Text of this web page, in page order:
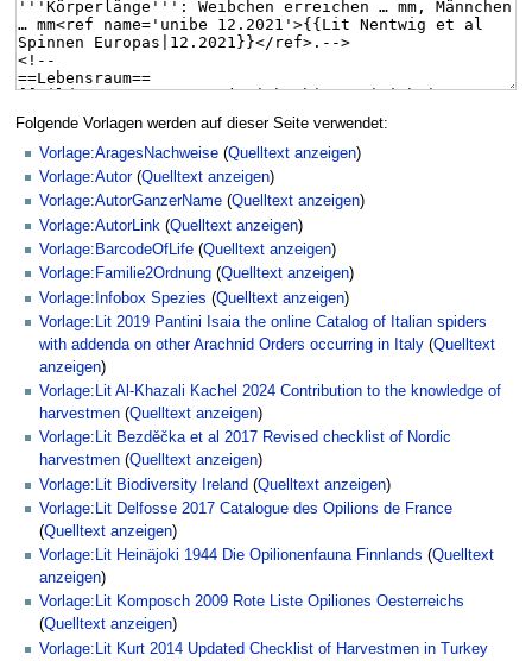
Folgende Vorlagen werden auf dieser Seite verwendet:
Vorlage:AragesNachweise (Quelltext anzeigen)
Vorlage:Autor(Quelltext anzeigen)
Vorlage:AutorGanzerName (Quelltext anzeigen)
Vorlage:AutorLink (Quelltext anzeigen)
Vorlage:BarcodeOfLife (Quelltext anzeigen)
Vorlage:Familie2Ordnung (Quelltext anzeigen)
Vorlage:Infobox Spezies (Quelltext anzeigen)
Vorlage:Lit 2019 Pantini Isaia the online Catalog of Italian spiders
with addenda on other Arachnid Orders occurring in Italy (Quelltext
anzeigen)
Vorlage:Lit Al-Khazali Kachel 2024 Contribution to the knowledge of
harvestmen (Quelltext anzeigen)
Vorlage:Lit Bezděčka et al 2017 Revised checklist of Nordic
harvestmen (Quelltext anzeigen)
Vorlage:Lit Biodiversity Ireland (Quelltext anzeigen)
Vorlage:Lit Delfosse 2017 Catalogue des Opilions de France
(Quelltext anzeigen)
Vorlage:Lit Heinäjoki 1944 Die Opilionenfauna Finnlands (Quelltext
anzeigen)
Vorlage:Lit Komposch 2009 Rote Liste Opiliones Oesterreichs
(Quelltext anzeigen)
Vorlage:Lit Kurt 2014 Updated Checklist of Harvestmen in Turkey